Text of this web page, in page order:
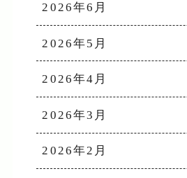
2026年6月
2026年5月
2026年4月
2026年3月
2026年2月